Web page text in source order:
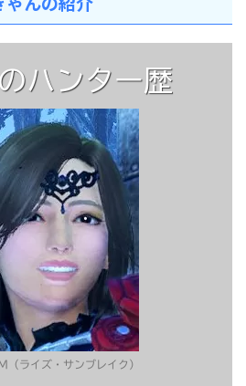
ハンター歴
ライズ・サンブレイク）